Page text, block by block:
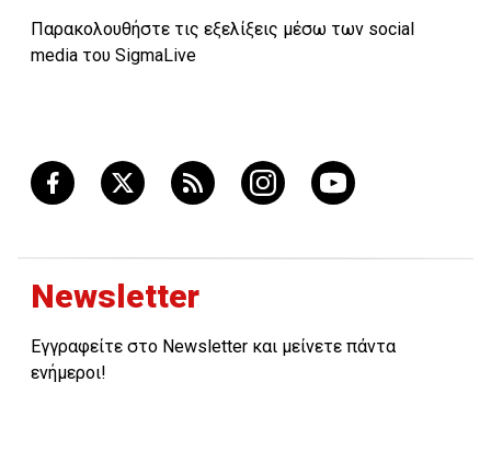
Παρακολουθήστε τις εξελίξεις μέσω των social
media του SigmaLive
Newsletter
Εγγραφείτε στο Newsletter και μείνετε πάντα
ενήμεροι!